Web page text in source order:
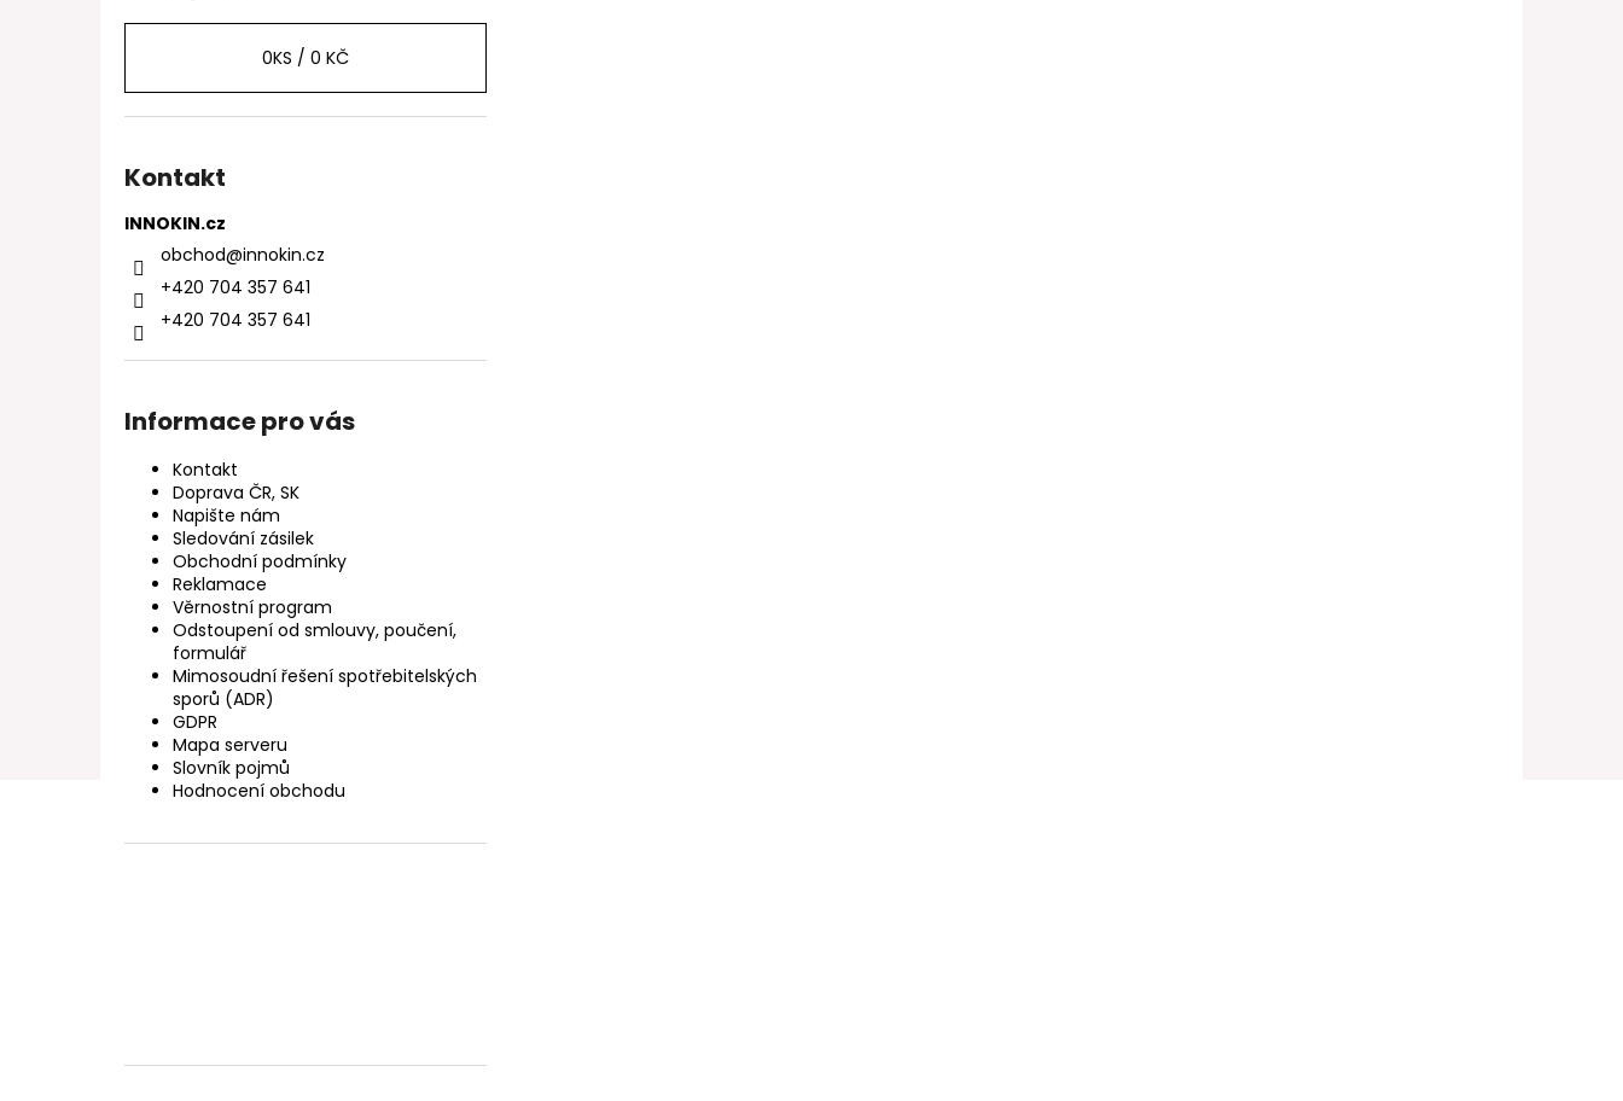
0KS / 0 KČ
Kontakt
INNOKIN.cz
obchod@innokin.cz
+420 704 357 641
+420 704 357 641
Informace pro vás
Kontakt
Doprava ČR, SK
Napište nám
Sledování zásilek
Obchodní podmínky
Reklamace
Věrnostní program
Odstoupení od smlouvy, poučení,
formulář
Mimosoudní řešení spotřebitelských
sporů (ADR)
GDPR
Mapa serveru
Slovník pojmů
Hodnocení obchodu